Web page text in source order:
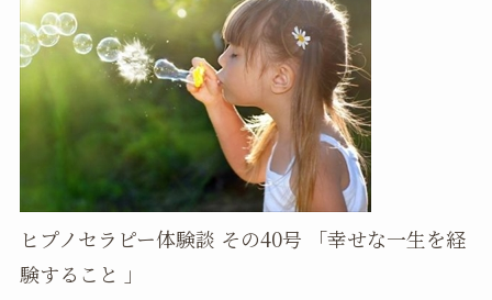
ヒプノセラピー体験談 その40号 「幸せな一生を経
験すること 」